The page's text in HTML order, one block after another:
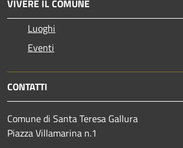
VIVERE IL COMUNE
Luoghi
Eventi
CONTATTI
Comune di Santa Teresa Gallura
Piazza Villamarina n.1